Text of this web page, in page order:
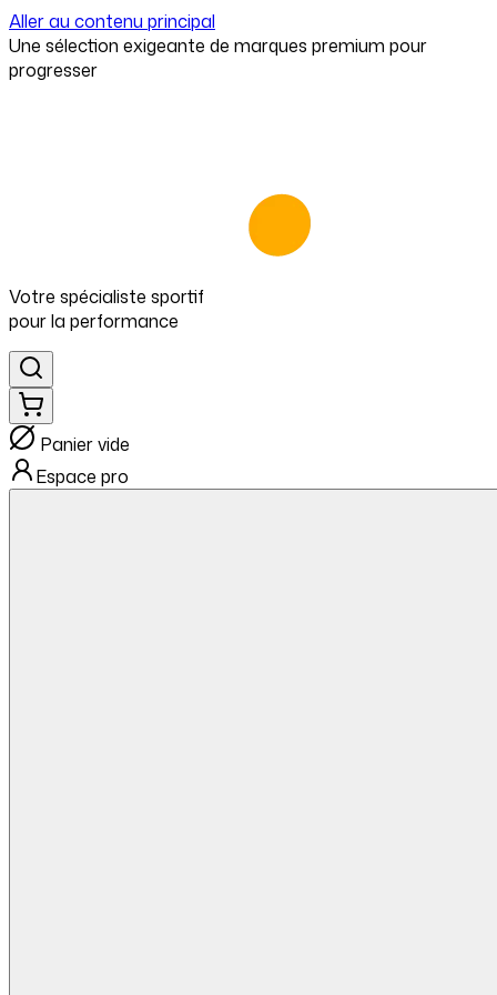
Aller au contenu principal
⁠Une sélection exigeante de marques premium pour
progresser
Votre spécialiste sportif
pourla performance
Panier vide
Espace pro